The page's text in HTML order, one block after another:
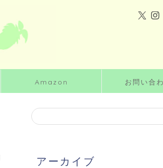
Amazon お問い合
アーカイブ